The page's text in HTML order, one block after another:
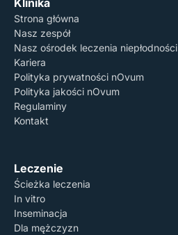
Strona główna
Nasz zespół
Nasz ośrodek leczenia niepłodności
Kariera
Polityka prywatności nOvum
Polityka jakości nOvum
Regulaminy
Kontakt
Leczenie
Ścieżka leczenia
In vitro
Inseminacja
Dla mężczyzn